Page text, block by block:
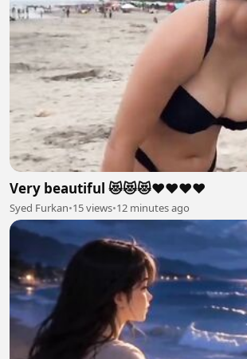
Very beautiful 😻😻😻❤️❤️❤️❤️
Syed Furkan•15 views•12 minutes ago